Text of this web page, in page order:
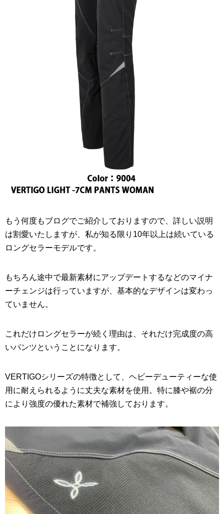
もう何度もブログでご紹介しておりますので、詳しい説明
は割愛いたしますが、私が知る限り10年以上は続いている
ロングセラーモデルです。
もちろん途中で最新素材にアップデートするなどのマイナ
ーチェンジは行っていますが、基本的なデザインは変わっ
ていません。
これだけロングセラーが続く理由は、それだけ完成度の高
いパンツということになります。
VERTIGOシリーズの特徴として、ヘビーデューティーな使
用に耐えられるように丈夫な素材を使用。特に膝や裾の分
により強度の優れた素材で補強しております。